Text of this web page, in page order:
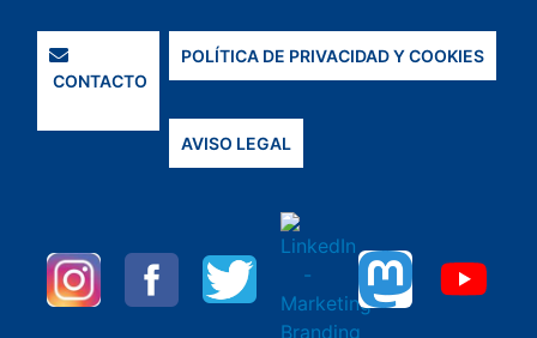
CONTACTO
POLÍTICA DE PRIVACIDAD Y COOKIES
AVISO LEGAL